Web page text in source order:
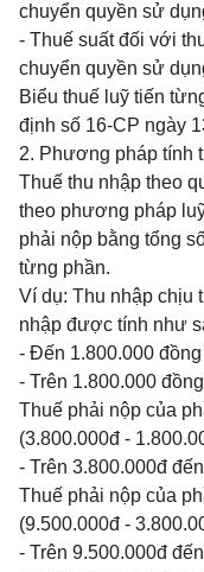
chuyển quyền sử
- Thuế suất đối với
chuyển quyền sử
Biểu thuế luỹ tiến
định số 16-CP ngày
2. Phương pháp tính
Thuế thu nhập theo
theo phương pháp
phải nộp bằng tổng
từng phần.
Ví dụ: Thu nhập chịu
nhập được tính như
- Đến 1.800.000
- Trên 1.800.000
Thuế phải nộp của
(3.800.000đ -
- Trên 3.800.000đ
Thuế phải nộp của
(9.500.000đ -
- Trên 9.500.000đ